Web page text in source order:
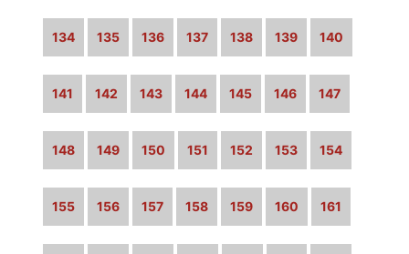
134 135 136 137 138 139 140
141 142 143 144 145 146 147
148 149 150 151 152 153 154
155 156 157 158 159 160 161